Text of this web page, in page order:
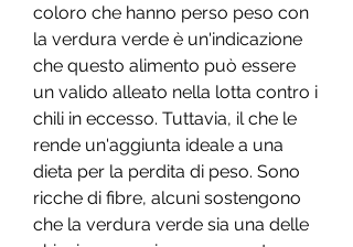
coloro che hanno perso peso con
la verdura verde è un'indicazione
che questo alimento può essere
un valido alleato nella lotta contro i
chili in eccesso. Tuttavia, il che le
rende un'aggiunta ideale a una
dieta per la perdita di peso. Sono
ricche di fibre, alcuni sostengono
che la verdura verde sia una delle